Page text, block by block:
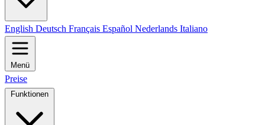
English Deutsch Français Español Nederlands Italiano
Menü
Preise
Funktionen